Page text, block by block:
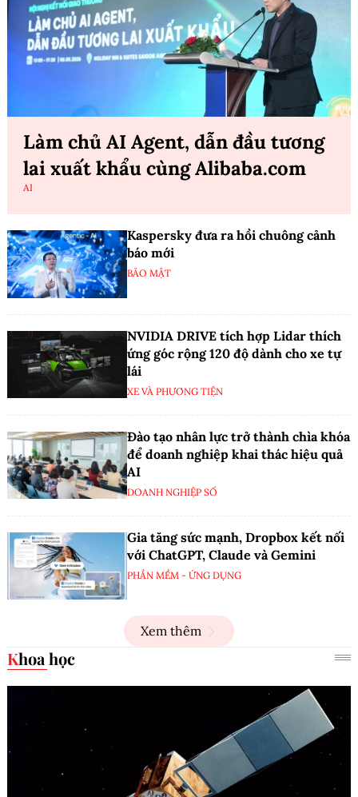
Làm chủ AI Agent, dẫn đầu tương
lai xuất khẩu cùng Alibaba.com
AI
Kaspersky đưa ra hồi chuông cảnh
báo mới
BẢO MẬT
NVIDIA DRIVE tích hợp Lidar thích
ứng góc rộng 120 độ dành cho xe tự
lái
XE VÀ PHƯƠNG TIỆN
Đào tạo nhân lực trở thành chìa khóa
để doanh nghiệp khai thác hiệu quả
AI
DOANH NGHIỆP SỐ
Gia tăng sức mạnh, Dropbox kết nối
với ChatGPT, Claude và Gemini
PHẦN MỀM - ỨNG DỤNG
Xem thêm
Khoa học